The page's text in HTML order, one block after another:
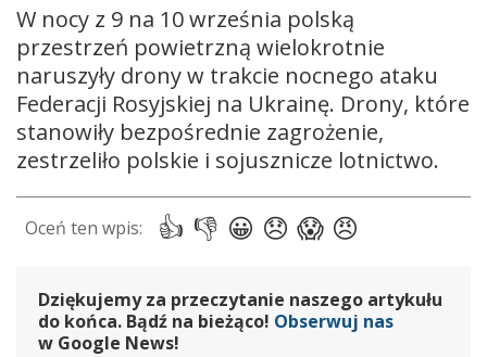
W nocy z 9 na 10 września polską
przestrzeń powietrzną wielokrotnie
naruszyły drony w trakcie nocnego ataku
Federacji Rosyjskiej na Ukrainę. Drony, które
stanowiły bezpośrednie zagrożenie,
zestrzeliło polskie i sojusznicze lotnictwo.
Dziękujemy za przeczytanie naszego artykułu
do końca. Bądź na bieżąco! Obserwuj nas
w Google News!